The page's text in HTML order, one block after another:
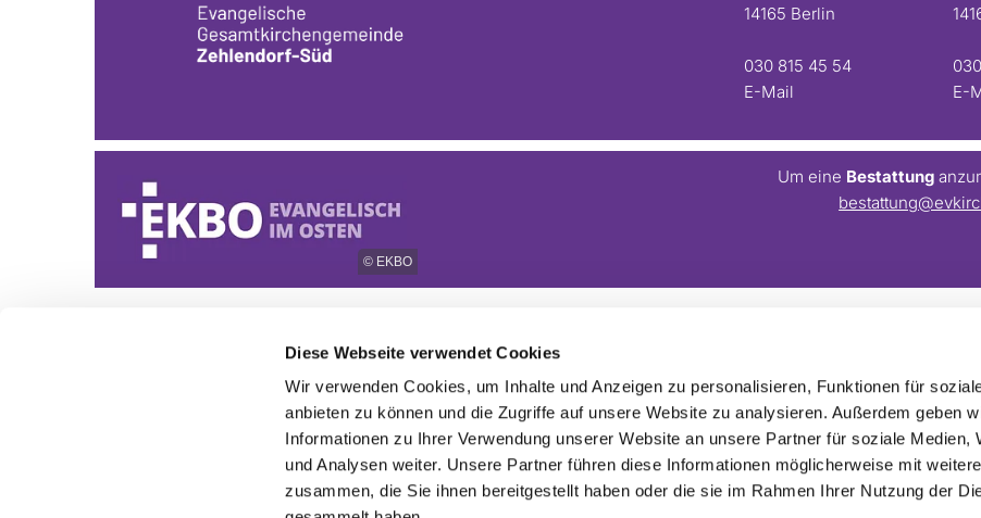
Diese Webseite verwendet Cookies
Wir verwenden Cookies, um Inhalte und Anzeigen zu personalisieren, Funktionen für
anbieten zu können und die Zugriffe auf unsere Website zu analysieren. Außerdem geben
Informationen zu Ihrer Verwendung unserer Website an unsere Partner für soziale Medien,
und Analysen weiter. Unsere Partner führen diese Informationen möglicherweise mit
zusammen, die Sie ihnen bereitgestellt haben oder die sie im Rahmen Ihrer Nutzung der
14165 Berlin
030 815 45 54
E-Mail
E-
© EKBO
Um eine Bestattung
Webmaster: webseite@evkirchezehlendorfsued.de